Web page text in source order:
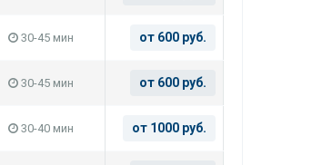
30-45 мин от 600 руб.
30-45 мин от 600 руб.
30-40 мин от 1000 руб.